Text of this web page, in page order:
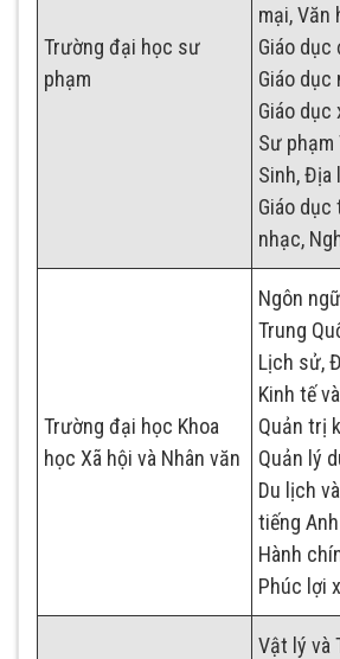
Trường đại học sư
phạm
mại, Văn
Giáo dục
Giáo dục
Giáo dục
Sư phạm
Sinh, Địa
Giáo dục
nhạc,
Trường đại học Khoa
học Xã hội và Nhân văn
Ngôn
Trung
Lịch sử,
Kinh tế
Quản trị
Quản lý
Du lịch
tiếng Anh
Hành
Phúc lợi
Vật lý và